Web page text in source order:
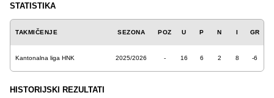
STATISTIKA
TAKMIČENJE SEZONA POZ U P N I GR
Kantonalna liga HNK 2025/2026 - 16 6 2 8 -6
HISTORIJSKI REZULTATI